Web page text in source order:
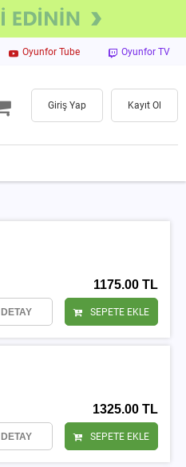
Oyunfor Tube Oyunfor TV
Giriş Yap Kayıt Ol
1175.00 TL
DETAY SEPETE EKLE
1325.00 TL
DETAY SEPETE EKLE